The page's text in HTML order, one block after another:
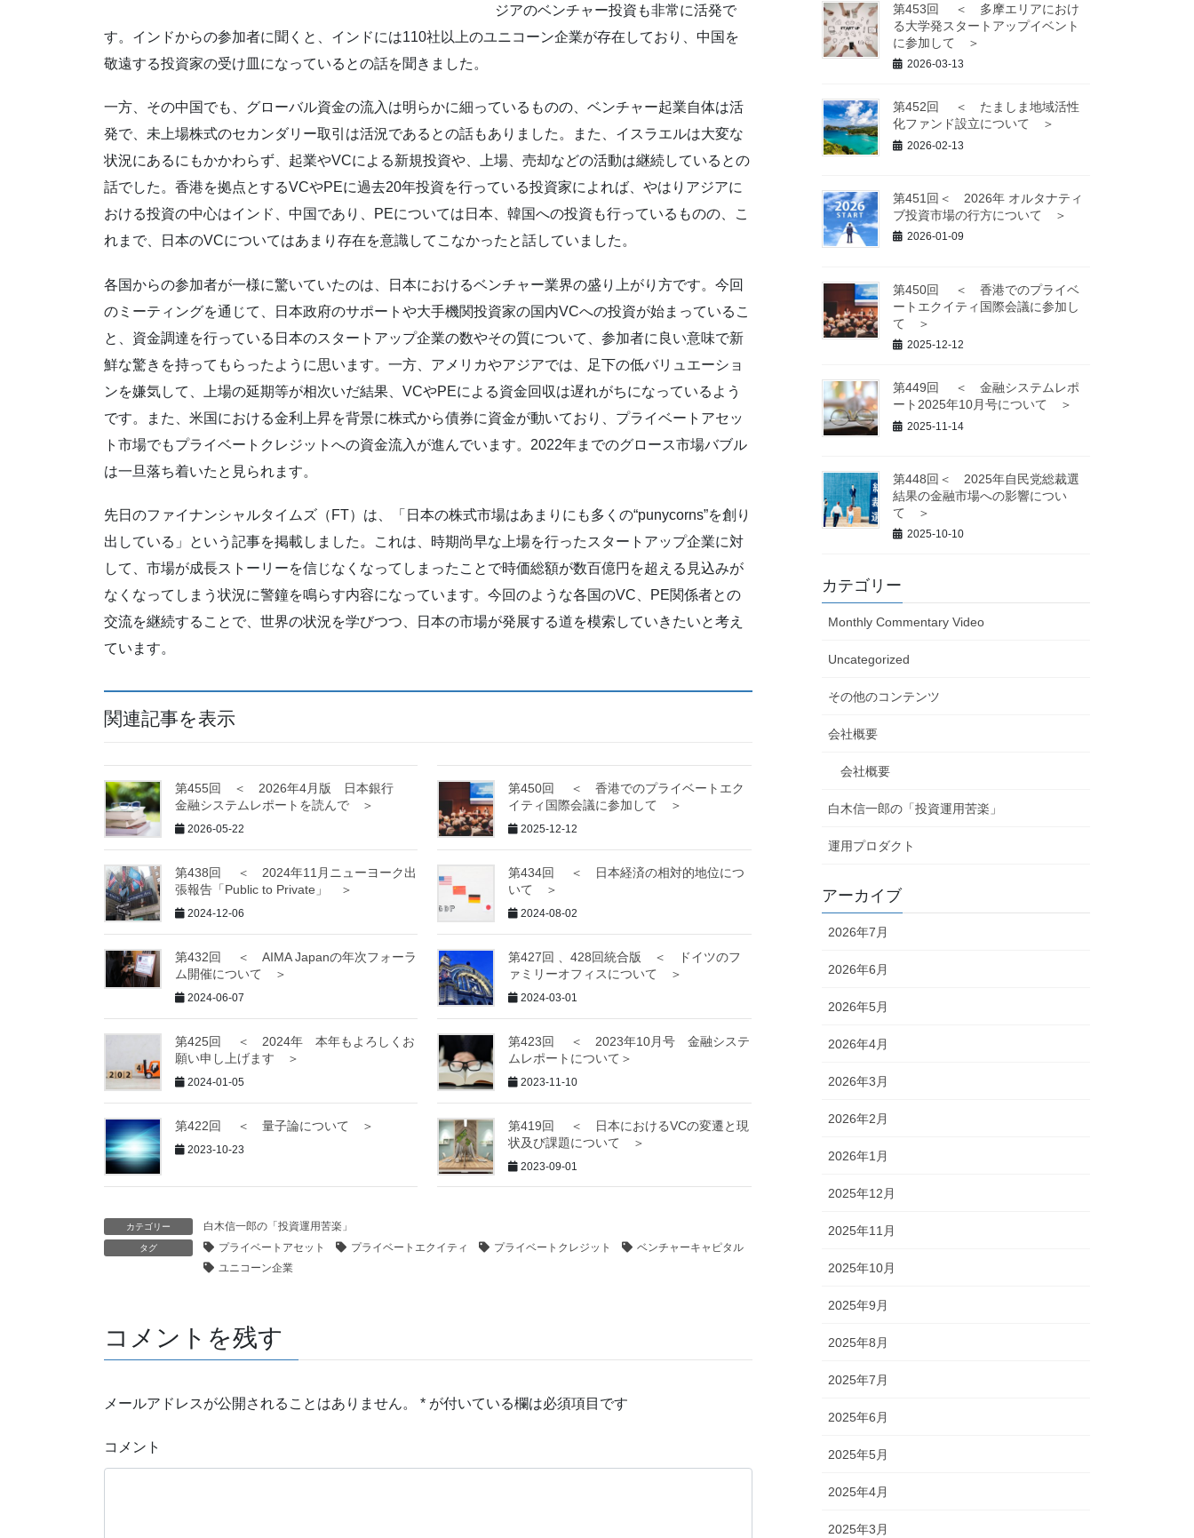
ジアのベンチャー投資も非常に活発で
す。インドからの参加者に聞くと、インドには110社以上のユニコーン企業が存在しており、中国を
敬遠する投資家の受け皿になっているとの話を聞きました。
一方、その中国でも、グローバル資金の流入は明らかに細っているものの、ベンチャー起業自体は活
発で、未上場株式のセカンダリー取引は活況であるとの話もありました。また、イスラエルは大変な
状況にあるにもかかわらず、起業やVCによる新規投資や、上場、売却などの活動は継続しているとの
話でした。香港を拠点とするVCやPEに過去20年投資を行っている投資家によれば、やはりアジアに
おける投資の中心はインド、中国であり、PEについては日本、韓国への投資も行っているものの、こ
れまで、日本のVCについてはあまり存在を意識してこなかったと話していました。
各国からの参加者が一様に驚いていたのは、日本におけるベンチャー業界の盛り上がり方です。今回
のミーティングを通じて、日本政府のサポートや大手機関投資家の国内VCへの投資が始まっているこ
と、資金調達を行っている日本のスタートアップ企業の数やその質について、参加者に良い意味で新
鮮な驚きを持ってもらったように思います。一方、アメリカやアジアでは、足下の低バリュエーショ
ンを嫌気して、上場の延期等が相次いだ結果、VCやPEによる資金回収は遅れがちになっているよう
です。また、米国における金利上昇を背景に株式から債券に資金が動いており、プライベートアセッ
ト市場でもプライベートクレジットへの資金流入が進んでいます。2022年までのグロース市場バブル
は一旦落ち着いたと見られます。
先日のファイナンシャルタイムズ（FT）は、「日本の株式市場はあまりにも多くの“punycorns”を創り
出している」という記事を掲載しました。これは、時期尚早な上場を行ったスタートアップ企業に対
して、市場が成長ストーリーを信じなくなってしまったことで時価総額が数百億円を超える見込みが
なくなってしまう状況に警鐘を鳴らす内容になっています。今回のような各国のVC、PE関係者との
交流を継続することで、世界の状況を学びつつ、日本の市場が発展する道を模索していきたいと考え
ています。
関連記事を表示
第455回 ＜ 2026年4月版 日本銀行
金融システムレポートを読んで ＞
2026-05-22
第450回 ＜ 香港でのプライベートエク
イティ国際会議に参加して ＞
2025-12-12
第438回 ＜ 2024年11月ニューヨーク出
張報告「Public to Private」 ＞
2024-12-06
第434回 ＜ 日本経済の相対的地位につ
いて ＞
2024-08-02
第432回 ＜ AIMA Japanの年次フォーラ
ム開催について ＞
2024-06-07
第427回 、428回統合版 ＜ ドイツのフ
ァミリーオフィスについて ＞
2024-03-01
第425回 ＜ 2024年 本年もよろしくお
願い申し上げます ＞
2024-01-05
第423回 ＜ 2023年10月号 金融システ
ムレポートについて＞
2023-11-10
第422回 ＜ 量子論について ＞
2023-10-23
第419回 ＜ 日本におけるVCの変遷と現
状及び課題について ＞
2023-09-01
カテゴリー 白木信一郎の「投資運用苦楽」
タグ プライベートアセット プライベートエクイティ プライベートクレジット
ベンチャーキャピタル
ユニコーン企業
コメントを残す
メールアドレスが公開されることはありません。 * が付いている欄は必須項目です
コメント
第453回 ＜ 多摩エリアにおけ
る大学発スタートアップイベント
に参加して ＞
2026-03-13
第452回 ＜ たましま地域活性
化ファンド設立について ＞
2026-02-13
第451回＜ 2026年 オルタナティ
ブ投資市場の行方について ＞
2026-01-09
第450回 ＜ 香港でのプライベ
ートエクイティ国際会議に参加し
て ＞
2025-12-12
第449回 ＜ 金融システムレポ
ート2025年10月号について ＞
2025-11-14
第448回＜ 2025年自民党総裁選
結果の金融市場への影響につい
て ＞
2025-10-10
カテゴリー
Monthly Commentary Video
Uncategorized
その他のコンテンツ
会社概要
会社概要
白木信一郎の「投資運用苦楽」
運用プロダクト
アーカイブ
2026年7月
2026年6月
2026年5月
2026年4月
2026年3月
2026年2月
2026年1月
2025年12月
2025年11月
2025年10月
2025年9月
2025年8月
2025年7月
2025年6月
2025年5月
2025年4月
2025年3月